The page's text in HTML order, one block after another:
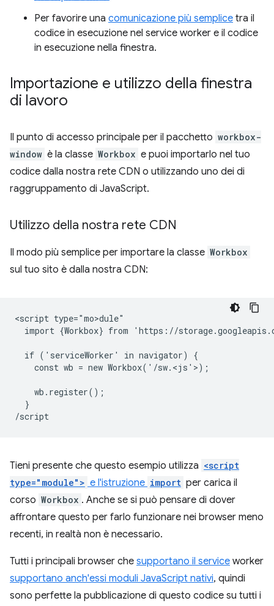
Per favorire una comunicazione più semplice tra il
codice in esecuzione nel service worker e il codice
in esecuzione nella finestra.
Importazione e utilizzo della finestra
di lavoro
Il punto di accesso principale per il pacchetto workbox-
window è la classe Workbox e puoi importarlo nel tuo
codice dalla nostra rete CDN o utilizzando uno dei di
raggruppamento di JavaScript.
Utilizzo della nostra rete CDN
Il modo più semplice per importare la classe Workbox
sul tuo sito è dalla nostra CDN:
<script type="mo>dule"
import {Workbox} from 'https://
  if ('serviceWorker' in navigator) {
    const wb = new Workbox('/sw.<js'>)
;
    wb.register();
  }
Tieni presente che questo esempio utilizza <script
type="module"> e l'istruzione import per carica il
corso Workbox . Anche se si può pensare di dover
affrontare questo per farlo funzionare nei browser meno
recenti, in realtà non è necessario.
Tutti i principali browser che supportano il service worker
supportano anch'essi moduli JavaScript nativi, quindi
sono perfette la pubblicazione di questo codice su tutti i